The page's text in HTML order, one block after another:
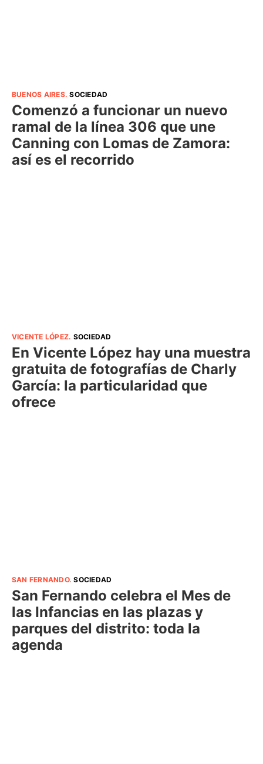
BUENOS AIRES.SOCIEDAD
Comenzó a funcionar un nuevo
ramal de la línea 306 que une
Canning con Lomas de Zamora:
así es el recorrido
VICENTE LÓPEZ. SOCIEDAD
En Vicente López hay una muestra
gratuita de fotografías de Charly
García: la particularidad que
ofrece
SAN FERNANDO.SOCIEDAD
San Fernando celebra el Mes de
las Infancias en las plazas y
parques del distrito: toda la
agenda